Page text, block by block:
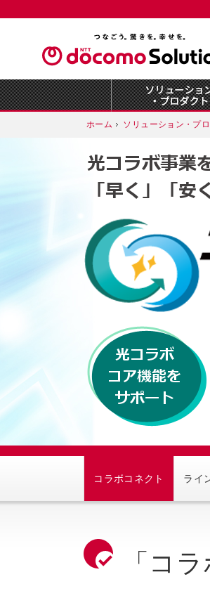
ホーム ソリューション・プ
コラボコネクト ライ
「コ